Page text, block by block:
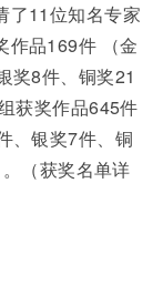
了11位知名专家
作品169件 （金
奖8件、铜奖21
获奖作品645件
、银奖7件、铜
（获奖名单详